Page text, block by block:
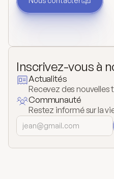
Inscrivez-vous à
Actualités
Recevez des nouvelles
Communauté
Restez informé sur la